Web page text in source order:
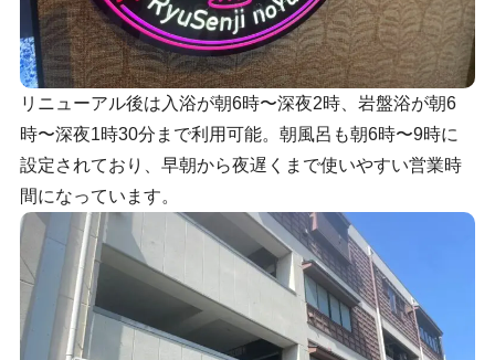
リニューアル後は入浴が朝6時〜深夜2時、岩盤浴が朝6
時〜深夜1時30分まで利用可能。朝風呂も朝6時〜9時に
設定されており、早朝から夜遅くまで使いやすい営業時
間になっています。